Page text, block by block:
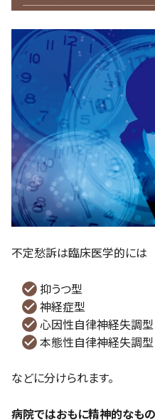
不定愁訴は臨床医学的には
抑うつ型
神経症型
心因性自律神経失調型
本態性自律神経失調型
などに分けられます。
病院ではおもに精神的なも